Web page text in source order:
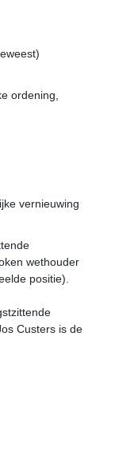
ordening,
vernieuwing
wethouder
positie).
Custers is de